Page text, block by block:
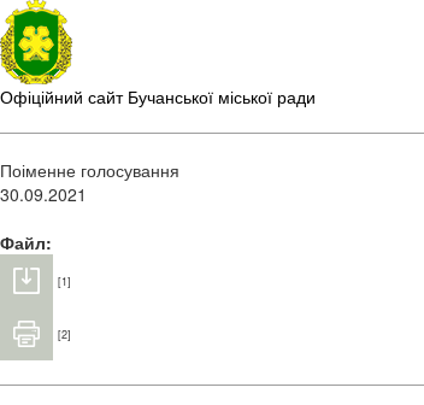
Офіційний сайт Бучанської міської ради
Поіменне голосування
30.09.2021
Файл:
[1]
[2]